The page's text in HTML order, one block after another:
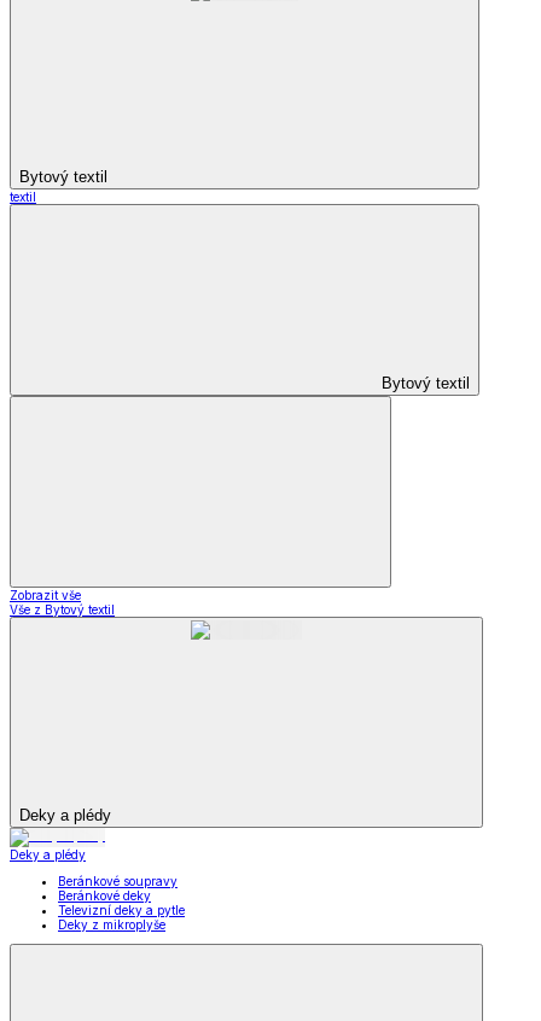
Bytový textil
textil
Bytový textil
Zobrazit vše
Vše z Bytový textil
Deky a plédy
Deky a plédy
Beránkové soupravy
Beránkové deky
Televizní deky a pytle
Deky z mikroplyše